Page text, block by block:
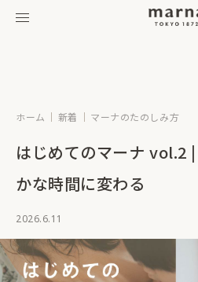
ホーム 新着 マーナのたのしみ方
はじめてのマーナ vol.2
かな時間に変わる
2026.6.11